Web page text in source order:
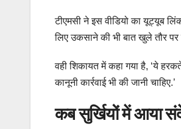
टीएमसी ने इस वीडियो का यूट्यूब
लिए उकसाने की भी बात खुले तौर पर
वही शिकायत में कहा गया है, ‘ये
कानूनी कार्रवाई भी की जानी चाहिए.’
कब सुर्खियों में आया